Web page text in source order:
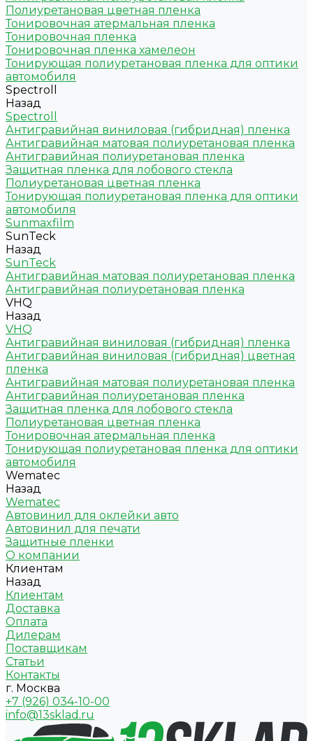
Полиуретановая цветная пленка
Тонировочная атермальная пленка
Тонировочная пленка
Тонировочная пленка хамелеон
Тонирующая полиуретановая пленка для оптики
автомобиля
Spectroll
Назад
Spectroll
Антигравийная виниловая (гибридная) пленка
Антигравийная матовая полиуретановая пленка
Антигравийная полиуретановая пленка
Защитная пленка для лобового стекла
Полиуретановая цветная пленка
Тонирующая полиуретановая пленка для оптики
автомобиля
Sunmaxfilm
SunTeck
Назад
SunTeck
Антигравийная матовая полиуретановая пленка
Антигравийная полиуретановая пленка
VHQ
Назад
VHQ
Антигравийная виниловая (гибридная) пленка
Антигравийная виниловая (гибридная) цветная
пленка
Антигравийная матовая полиуретановая пленка
Антигравийная полиуретановая пленка
Защитная пленка для лобового стекла
Полиуретановая цветная пленка
Тонировочная атермальная пленка
Тонирующая полиуретановая пленка для оптики
автомобиля
Wematec
Назад
Wematec
Автовинил для оклейки авто
Автовинил для печати
Защитные пленки
О компании
Клиентам
Назад
Клиентам
Доставка
Оплата
Дилерам
Поставщикам
Статьи
Контакты
г. Москва
+7 (926) 034-10-00
info@13sklad.ru